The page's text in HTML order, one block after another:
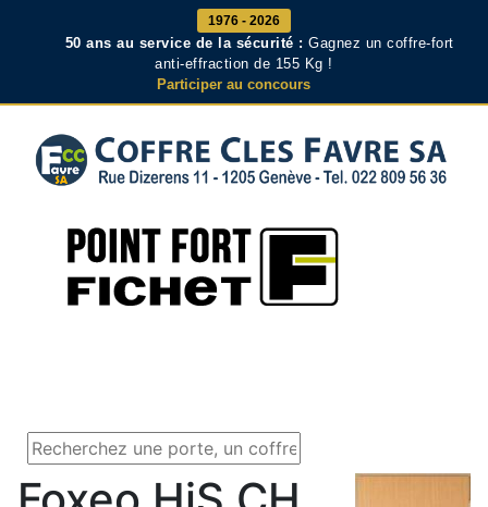
1976 - 2026
50 ans au service de la sécurité : Gagnez un coffre-fort
anti-effraction de 155 Kg !
Participer au concours